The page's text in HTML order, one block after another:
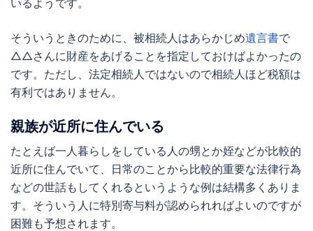
そういうときのために、被相続人はあらかじめ遺言書で
△△さんに財産をあげることを指定しておけばよかったの
です。ただし、法定相続人ではないので相続人ほど税額は
有利ではありません。
親族が近所に住んでいる
たとえば一人暮らしをしている人の甥とか姪などが比較的
近所に住んでいて、日常のことから比較的重要な法律行為
などの世話もしてくれるというような例は結構多くありま
す。そういう人に特別寄与料が認められればよいのですが
困難も予想されます。